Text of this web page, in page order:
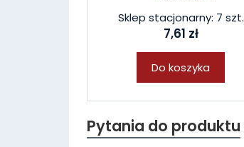
Sklep stacjonarny: 7 szt.
7,61 zł
Do koszyka
Pytania do produktu